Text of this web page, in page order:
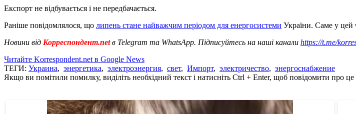
Експорт не відбувається і не передбачається.
Раніше повідомлялося, що липень стане найважчим періодом для енергосистеми України. Саме у цей
Новини від Корреспондент.netв Telegram та WhatsApp. Підписуйтесь на наші канали https://t.me/
Читайте Korrespondent.net в Google News
ТЕГИ: Украина, энергетика, электроэнергия, свет, Импорт, электричество, энергоснабжение
Якщо ви помітили помилку, виділіть необхідний текст і натисніть Ctrl + Enter, щоб повідомити про це